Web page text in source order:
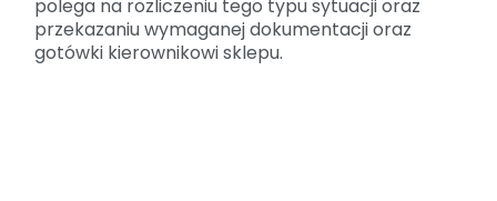
polega na rozliczeniu tego typu sytuacji oraz
przekazaniu wymaganej dokumentacji oraz
gotówki kierownikowi sklepu.